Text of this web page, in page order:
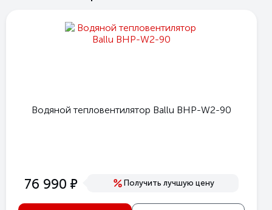
Водяной тепловентилятор Ballu BHP-W2-90
76 990 е Получить лучшую цену